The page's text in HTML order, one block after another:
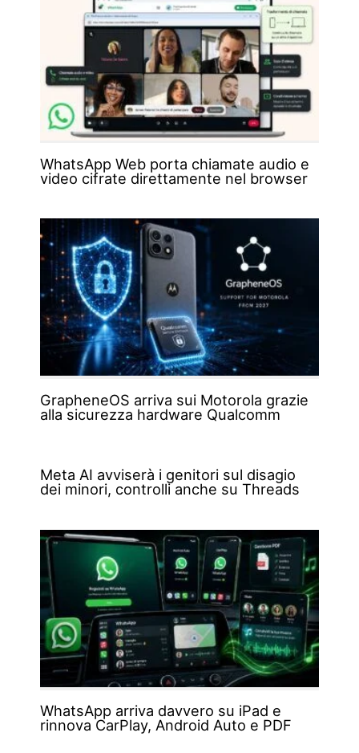
WhatsApp Web porta chiamate audio e
video cifrate direttamente nel browser
GrapheneOS arriva sui Motorola grazie
alla sicurezza hardware Qualcomm
Meta AI avviserà i genitori sul disagio
dei minori, controlli anche su Threads
WhatsApp arriva davvero su iPad e
rinnova CarPlay, Android Auto e PDF